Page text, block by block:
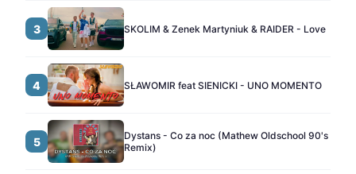
3 SKOLIM & Zenek Martyniuk & RAIDER - Love
4 SŁAWOMIR feat SIENICKI - UNO MOMENTO
5
Dystans - Co za noc (Mathew Oldschool 90's
Remix)